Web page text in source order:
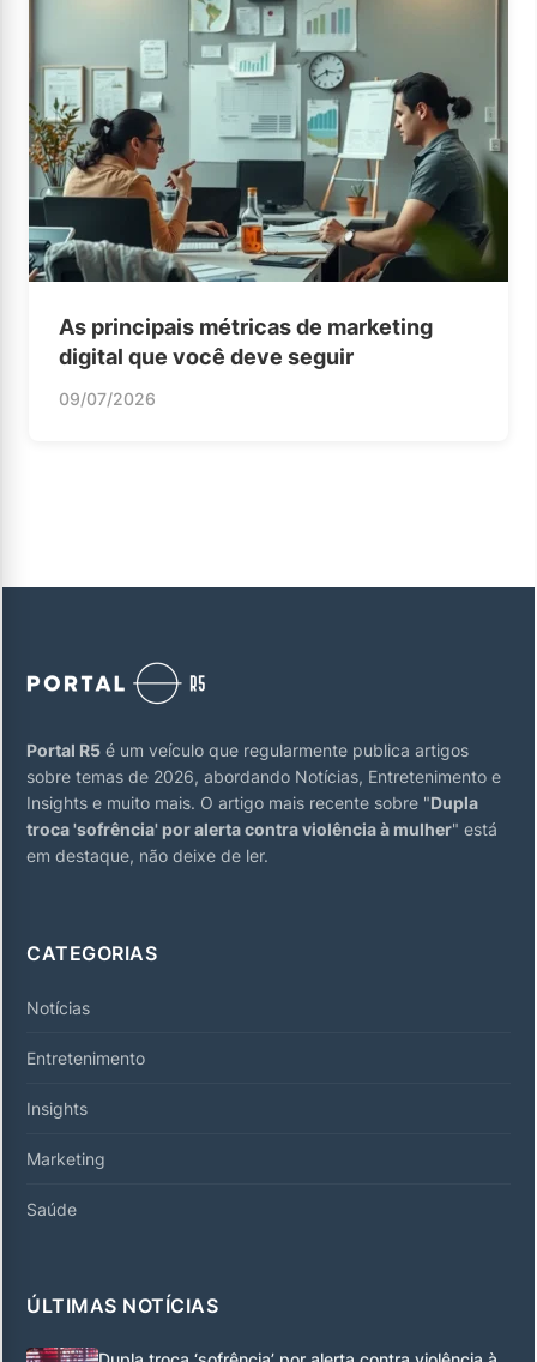
As principais métricas de marketing
digital que você deve seguir
09/07/2026
Portal R5 é um veículo que regularmente publica artigos
sobre temas de 2026, abordando Notícias, Entretenimento e
Insights e muito mais. O artigo mais recente sobre "Dupla
troca 'sofrência' por alerta contra violência à mulher" está
em destaque, não deixe de ler.
CATEGORIAS
Notícias
Entretenimento
Insights
Marketing
Saúde
ÚLTIMAS NOTÍCIAS